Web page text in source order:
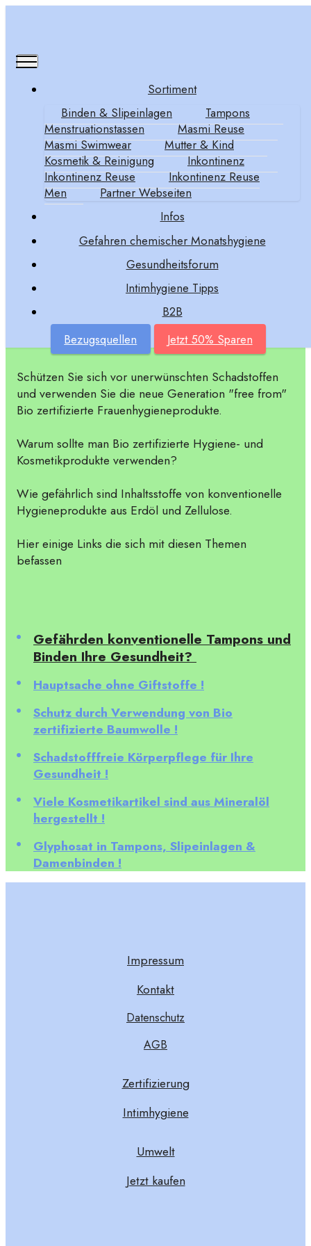
Sortiment
Binden & Slipeinlagen
Tampons
Menstruationstassen
Masmi Reuse
Masmi Swimwear
Mutter & Kind
Kosmetik & Reinigung
Inkontinenz
Inkontinenz Reuse
Inkontinenz Reuse
Men
Partner Webseiten
Infos
Gefahren chemischer Monatshygiene
Gesundheitsforum
Intimhygiene Tipps
B2B
Bezugsquellen
Jetzt 50% Sparen
Gesundheitsforum - Links
Ernährung, aber vergessen dabei darauf zu achten,
welche Produkte wir für die Pflege der sensibelsten
Bereiche unseres Körpers verwenden.
Schützen Sie sich vor unerwünschten Schadstoffen
und verwenden Sie die neue Generation "free from"
Bio zertifizierte Frauenhygieneprodukte.
Warum sollte man Bio zertifizierte Hygiene- und
Kosmetikprodukte verwenden?
Wie gefährlich sind Inhaltsstoffe von konventionelle
Hygieneprodukte aus Erdöl und Zellulose.
Hier einige Links die sich mit diesen Themen
befassen
Gefährden konventionelle Tampons und
Binden Ihre Gesundheit?
Hauptsache ohne Giftstoffe !
Schutz durch Verwendung von Bio
zertifizierte Baumwolle !
Schadstofffreie Körperpflege für Ihre
Gesundheit !
Viele Kosmetikartikel sind aus Mineralöl
hergestellt !
Glyphosat in Tampons, Slipeinlagen &
Damenbinden !
Impressum
Kontakt
Datenschutz
AGB
Zertifizierung
Intimhygiene
Umwelt
Jetzt kaufen